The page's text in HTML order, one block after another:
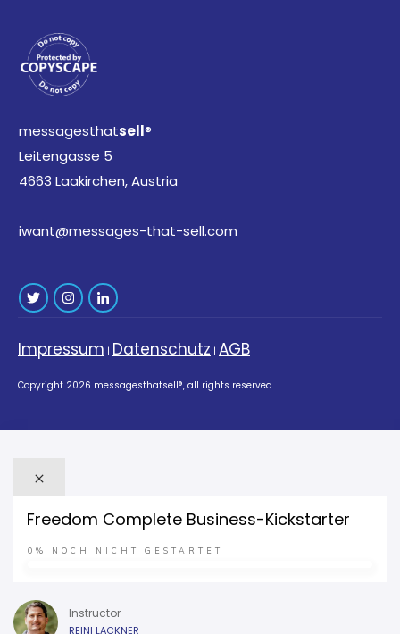
messagesthatsell®
Leitengasse 5
4663 Laakirchen, Austria
iwant@messages-that-sell.com
Impressum | Datenschutz | AGB
Copyright 2026 messagesthatsell®, all rights reserved.
Freedom Complete Business-Kickstarter
0% NOCH NICHT GESTARTET
Instructor
REINI LACKNER